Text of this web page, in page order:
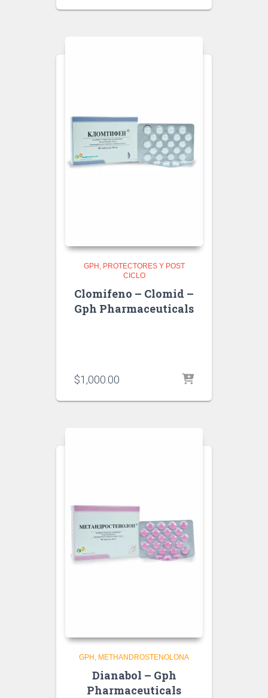
GPH
PROTECTORES Y POST
CICLO
Clomifeno – Clomid –
Gph Pharmaceuticals
$1,000.00
GPH METHANDROSTENOLONA
Dianabol – Gph
Pharmaceuticals